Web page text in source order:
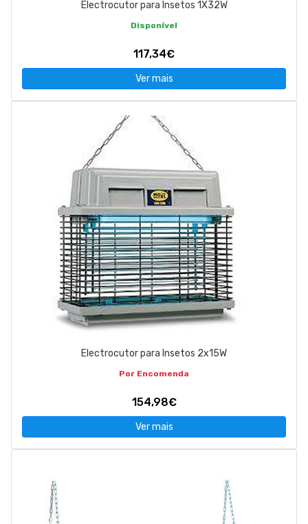
Electrocutor para Insetos 1X32W
Disponível
117,34€
Ver mais
Electrocutor para Insetos 2x15W
Por Encomenda
154,98€
Ver mais